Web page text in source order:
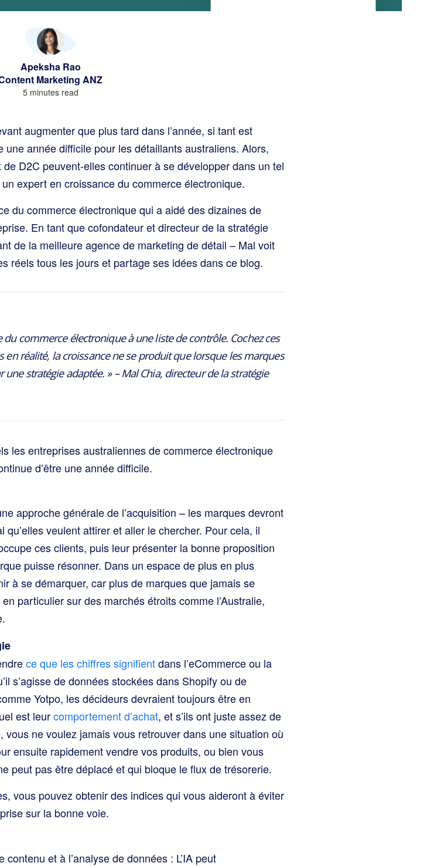
Apeksha Rao
Marketing ANZ
5 minutes read
augmenter que plus tard dans l’année, si tant est
une année difficile pour les détaillants australiens. Alors,
D2C peuvent-elles continuer à se développer dans un tel
expert en croissance du commerce électronique.
du commerce électronique qui a aidé des dizaines de
En tant que cofondateur et directeur de la stratégie
de la meilleure agence de marketing de détail – Mal voit
réels tous les jours et partage ses idées dans ce blog.
du commerce électronique à une liste de contrôle. Cochez ces
en réalité, la croissance ne se produit que lorsque les marques
stratégie adaptée. » – Mal Chia, directeur de la stratégie
les entreprises australiennes de commerce électronique
d’être une année difficile.
approche générale de l’acquisition – les marques devront
veulent attirer et aller le chercher. Pour cela, il
ces clients, puis leur présenter la bonne proposition
puisse résonner. Dans un espace de plus en plus
à se démarquer, car plus de marques que jamais se
particulier sur des marchés étroits comme l’Australie,
ce que les chiffres signifientdans l’eCommerce ou la
s’agisse de données stockées dans Shopify ou de
Yotpo, les décideurs devraient toujours être en
est leurcomportement d’achat, et s’ils ont juste assez de
ne voulez jamais vous retrouver dans une situation où
ensuite rapidement vendre vos produits, ou bien vous
peut pas être déplacé et qui bloque le flux de trésorerie.
vous pouvez obtenir des indices qui vous aideront à éviter
sur la bonne voie.
et à l’analyse de données : L’IA peut